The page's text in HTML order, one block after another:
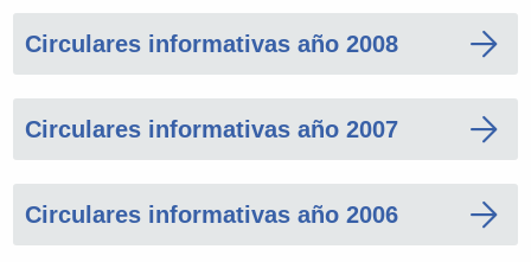
Circulares informativas año 2008
Circulares informativas año 2007
Circulares informativas año 2006